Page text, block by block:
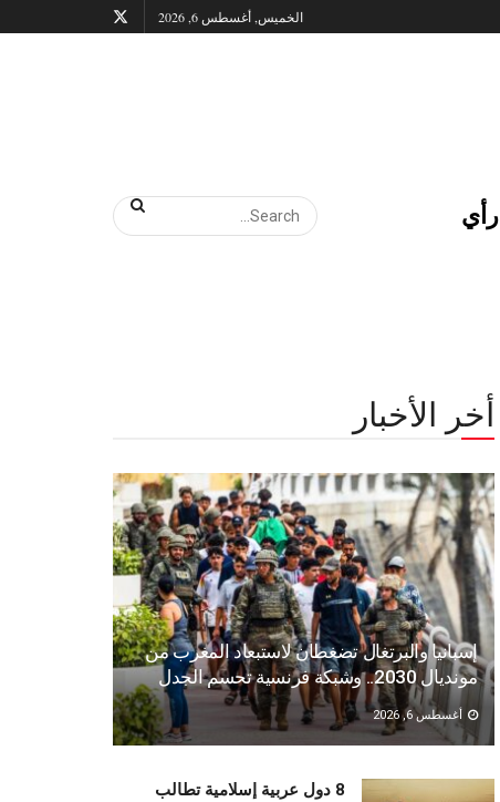
الخميس, أغسطس 6, 2026
رأي
أخر الأخبار
إسبانيا والبرتغال تضغطان لاستبعاد المغرب من
مونديال 2030.. وشبكة فرنسية تحسم الجدل
أغسطس 6, 2026
8 دول عربية إسلامية تطالب